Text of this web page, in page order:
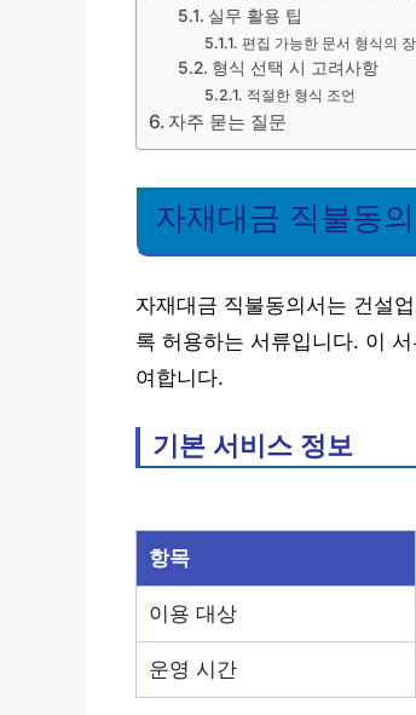
실무 활용 팁
편집 가능한 문서 형식의
형식 선택 시 고려사항
적절한 형식 조언
자주 묻는 질문
자재대금 직불동
자재대금 직불동의서는 건설
록 허용하는 서류입니다. 이
여합니다.
기본 서비스 정보
항목
이용 대상
운영 시간